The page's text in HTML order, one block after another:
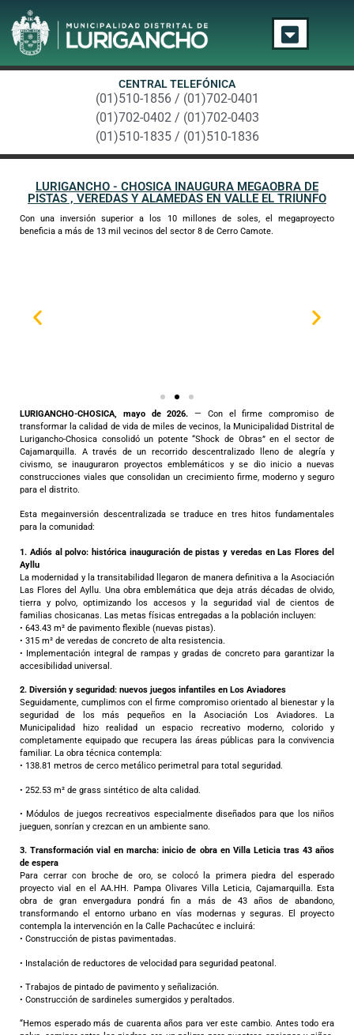
CENTRAL TELEFÓNICA
(01)510-1856 / (01)702-0401
(01)702-0402 / (01)702-0403
(01)510-1835 / (01)510-1836
LURIGANCHO - CHOSICA INAUGURA MEGAOBRA DE
PISTAS , VEREDAS Y ALAMEDAS EN VALLE EL TRIUNFO
Con una inversión superior a los 10 millones de soles, el megaproyecto
beneficia a más de 13 mil vecinos del sector 8 de Cerro Camote.
LURIGANCHO-CHOSICA, mayo de 2026. — Con el firme compromiso de
transformar la calidad de vida de miles de vecinos, la Municipalidad Distrital de
Lurigancho-Chosica consolidó un potente “Shock de Obras” en el sector de
Cajamarquilla. A través de un recorrido descentralizado lleno de alegría y
civismo, se inauguraron proyectos emblemáticos y se dio inicio a nuevas
construcciones viales que consolidan un crecimiento firme, moderno y seguro
para el distrito.
Esta megainversión descentralizada se traduce en tres hitos fundamentales
para la comunidad:
1. Adiós al polvo: histórica inauguración de pistas y veredas en Las Flores del
Ayllu
La modernidad y la transitabilidad llegaron de manera definitiva a la Asociación
Las Flores del Ayllu. Una obra emblemática que deja atrás décadas de olvido,
tierra y polvo, optimizando los accesos y la seguridad vial de cientos de
familias chosicanas. Las metas físicas entregadas a la población incluyen:
• 643.43 m² de pavimento flexible (nuevas pistas).
• 315 m² de veredas de concreto de alta resistencia.
• Implementación integral de rampas y gradas de concreto para garantizar la
accesibilidad universal.
2. Diversión y seguridad: nuevos juegos infantiles en Los Aviadores
Seguidamente, cumplimos con el firme compromiso orientado al bienestar y la
seguridad de los más pequeños en la Asociación Los Aviadores. La
Municipalidad hizo realidad un espacio recreativo moderno, colorido y
completamente equipado que recupera las áreas públicas para la convivencia
familiar. La obra técnica contempla:
• 138.81 metros de cerco metálico perimetral para total seguridad.
• 252.53 m² de grass sintético de alta calidad.
• Módulos de juegos recreativos especialmente diseñados para que los niños
jueguen, sonrían y crezcan en un ambiente sano.
3. Transformación vial en marcha: inicio de obra en Villa Leticia tras 43 años
de espera
Para cerrar con broche de oro, se colocó la primera piedra del esperado
proyecto vial en el AA.HH. Pampa Olivares Villa Leticia, Cajamarquilla. Esta
obra de gran envergadura pondrá fin a más de 43 años de abandono,
transformando el entorno urbano en vías modernas y seguras. El proyecto
contempla la intervención en la Calle Pachacútec e incluirá:
• Construcción de pistas pavimentadas.
• Instalación de reductores de velocidad para seguridad peatonal.
• Trabajos de pintado de pavimento y señalización.
• Construcción de sardineles sumergidos y peraltados.
“Hemos esperado más de cuarenta años para ver este cambio. Antes todo era